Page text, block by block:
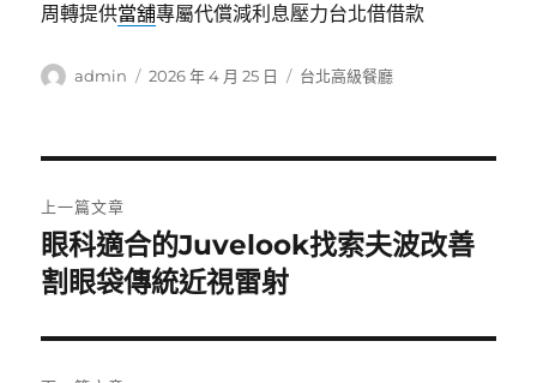
周轉提供當舖專屬代償減利息壓力台北借借款
作
admin
發
2026 年 4 月 25 日
分
台北高級餐廳
章
導
覽
上一篇文章
上
一
文
章:
眼科適合的Juvelook找索夫波改善
割眼袋傳統近視雷射